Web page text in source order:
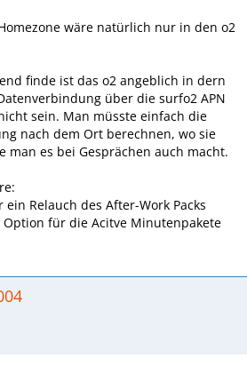
wäre natürlich nur in den o2
finde ist das o2 angeblich in dern
über die surfo2 APN
sein. Man müsste einfach die
nach dem Ort berechnen, wo sie
man es bei Gesprächen auch macht.
Relauch des After-Work Packs
Option für die Acitve Minutenpakete